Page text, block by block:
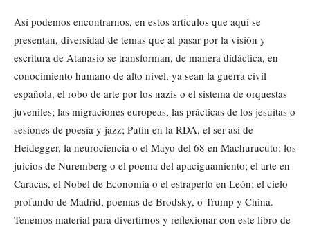
Así podemos encontrarnos, en estos artículos que aquí se
presentan, diversidad de temas que al pasar por la visión y
escritura de Atanasio se transforman, de manera didáctica, en
conocimiento humano de alto nivel, ya sean la guerra civil
española, el robo de arte por los nazis o el sistema de orquestas
juveniles; las migraciones europeas, las prácticas de los jesuítas o
sesiones de poesía y jazz; Putin en la RDA, el ser-así de
Heidegger, la neurociencia o el Mayo del 68 en Machurucuto; los
juicios de Nuremberg o el poema del apaciguamiento; el arte en
Caracas, el Nobel de Economía o el estraperlo en León; el cielo
profundo de Madrid, poemas de Brodsky, o Trump y China.
Tenemos material para divertirnos y reflexionar con este libro de